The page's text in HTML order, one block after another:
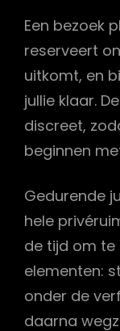
Een bezoek
reserveert
uitkomt, en
jullie klaar.
discreet,
beginnen
Gedurende
hele
de tijd om te
elementen:
onder de
daarna